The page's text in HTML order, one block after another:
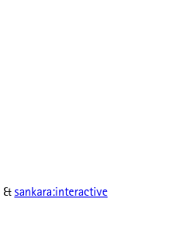
& sankara:interactive